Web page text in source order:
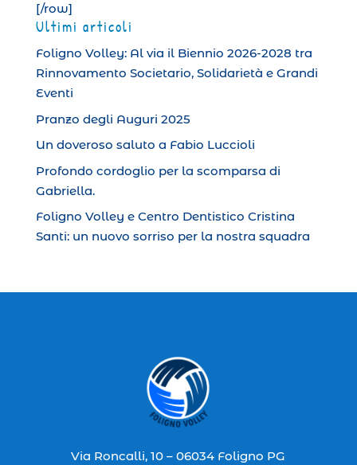
[/row]
Ultimi articoli
Foligno Volley: Al via il Biennio 2026-2028 tra
Rinnovamento Societario, Solidarietà e Grandi
Eventi
Pranzo degli Auguri 2025
Un doveroso saluto a Fabio Luccioli
Profondo cordoglio per la scomparsa di
Gabriella.
Foligno Volley e Centro Dentistico Cristina
Santi: un nuovo sorriso per la nostra squadra
Via Roncalli, 10 – 06034 Foligno PG